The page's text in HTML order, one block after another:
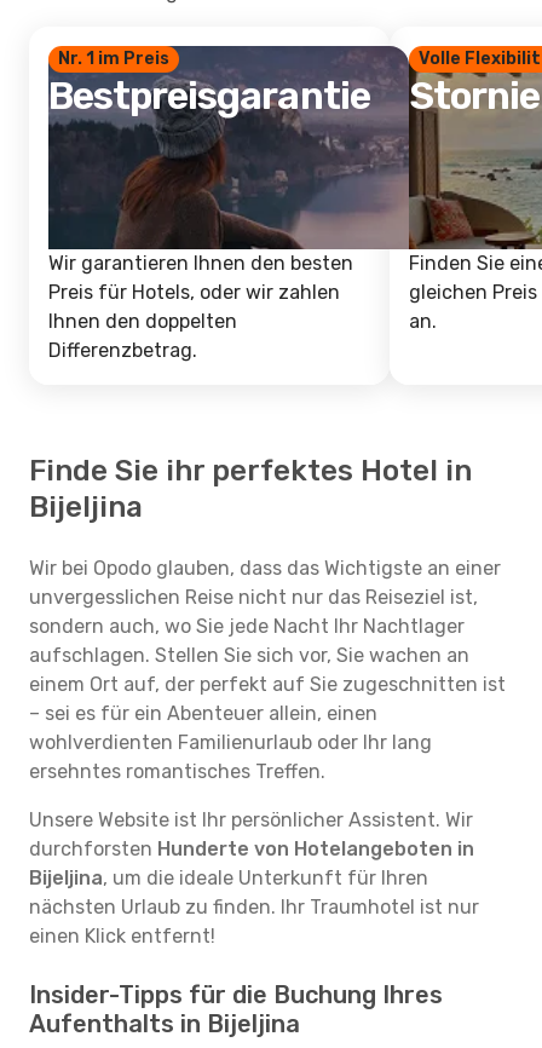
Nr. 1 im Preis
Bestpreisgarantie
Wir garantieren Ihnen den besten
Preis für Hotels, oder wir zahlen
Ihnen den doppelten
Differenzbetrag.
Volle
Finden Sie
gleichen
an.
Finde Sie ihr perfektes Hotel in
Bijeljina
Wir bei Opodo glauben, dass das Wichtigste an einer
unvergesslichen Reise nicht nur das Reiseziel ist,
sondern auch, wo Sie jede Nacht Ihr Nachtlager
aufschlagen. Stellen Sie sich vor, Sie wachen an
einem Ort auf, der perfekt auf Sie zugeschnitten ist
– sei es für ein Abenteuer allein, einen
wohlverdienten Familienurlaub oder Ihr lang
ersehntes romantisches Treffen.
Unsere Website ist Ihr persönlicher Assistent. Wir
durchforsten Hunderte von Hotelangeboten in
Bijeljina, um die ideale Unterkunft für Ihren
nächsten Urlaub zu finden. Ihr Traumhotel ist nur
einen Klick entfernt!
Insider-Tipps für die Buchung Ihres
Aufenthalts in Bijeljina